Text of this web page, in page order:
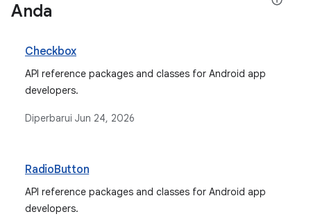
Anda
Checkbox
API reference packages and classes for Android app
developers.
Diperbarui Jun 24, 2026
RadioButton
API reference packages and classes for Android app
developers.